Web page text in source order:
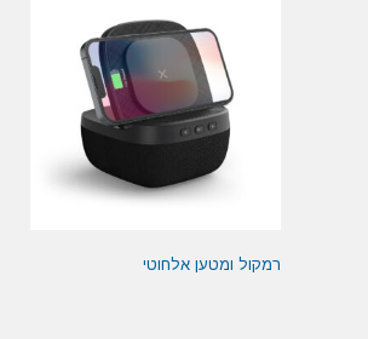
רמקול ומטען אלחוטי